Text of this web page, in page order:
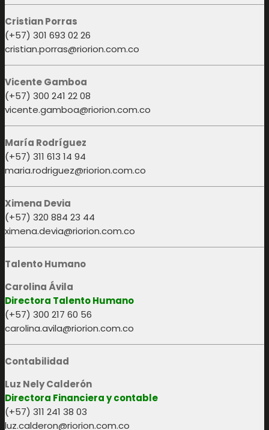
Cristian Porras
(+57) 301 693 02 26
cristian.porras@riorion.com.co
Vicente Gamboa
(+57) 300 241 22 08
vicente.gamboa@riorion.com.co
María Rodríguez
(+57) 311 613 14 94
maria.rodriguez@riorion.com.co
Ximena Devia
(+57) 320 884 23 44
ximena.devia@riorion.com.co
Talento Humano
Carolina Ávila
Directora Talento Humano
(+57) 300 217 60 56
carolina.avila@riorion.com.co
Contabilidad
Luz Nely Calderón
Directora Financiera y contable
(+57) 311 241 38 03
luz.calderon@riorion.com.co